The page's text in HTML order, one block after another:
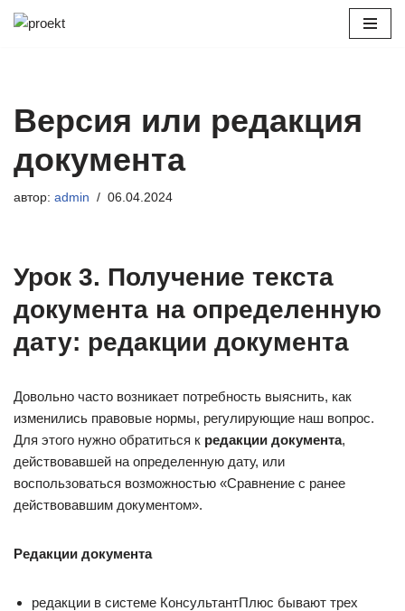
Версия или редакция
документа
автор: admin 06.04.2024
Урок 3. Получение текста
документа на определенную
дату: редакции документа
Довольно часто возникает потребность выяснить, как
изменились правовые нормы, регулирующие наш вопрос.
Для этого нужно обратиться к редакции документа,
действовавшей на определенную дату, или
воспользоваться возможностью «Сравнение с ранее
действовавшим документом».
Редакции документа
редакции в системе КонсультантПлюс бывают трех